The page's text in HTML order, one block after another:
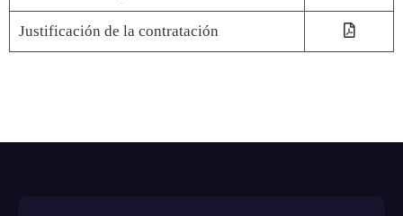
Justificación de la contratación